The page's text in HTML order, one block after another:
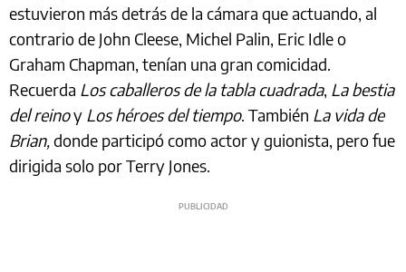
estuvieron más detrás de la cámara que actuando, al
contrario de John Cleese, Michel Palin, Eric Idle o
Graham Chapman, tenían una gran comicidad.
Recuerda Los caballeros de la tabla cuadrada, La bestia
del reinoy Los héroes del tiempo. También La vida de
Brian,donde participó como actor y guionista, pero fue
dirigida solo por Terry Jones.